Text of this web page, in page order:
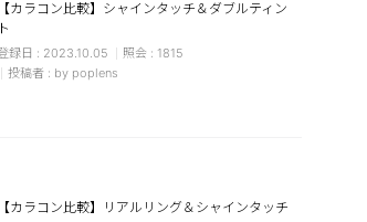
【カラコン比較】シャインタッチ＆ダブルティン
ト
2023.10.05
1815
by poplens
【カラコン比較】リアルリング＆シャインタッチ